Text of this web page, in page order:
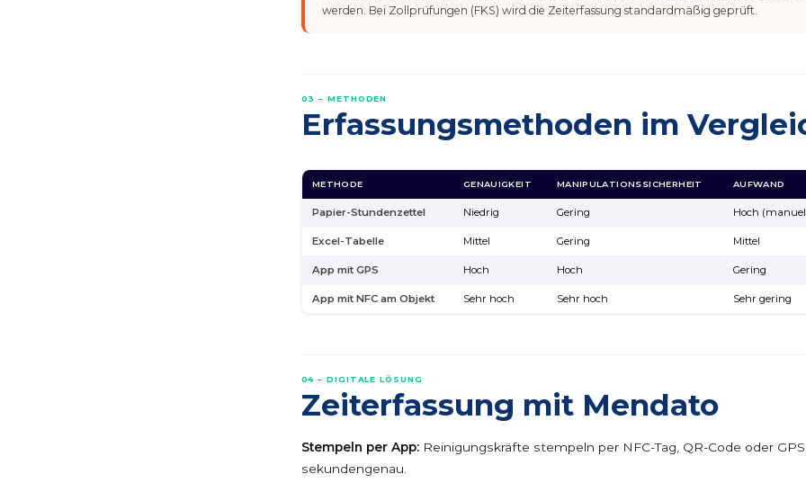
werden. Bei Zollprüfungen (FKS) wird die Zeiterfassung standardmäßig geprüft.
03 – METHODEN
Erfassungsmethoden im
METHODE GENAUIGKEIT MANIPULATIONSSICHERHEIT AUFWAND
Papier-Stundenzettel Niedrig Gering Hoch
Excel-Tabelle Mittel Gering Mittel
App mit GPS Hoch Hoch Gering
App mit NFC am Objekt Sehr hoch Sehr hoch Sehr gering
04 – DIGITALE LÖSUNG
Zeiterfassung mit Mendato
Stempeln per App:Reinigungskräfte stempeln per NFC-Tag, QR-Code oder
sekundengenau.